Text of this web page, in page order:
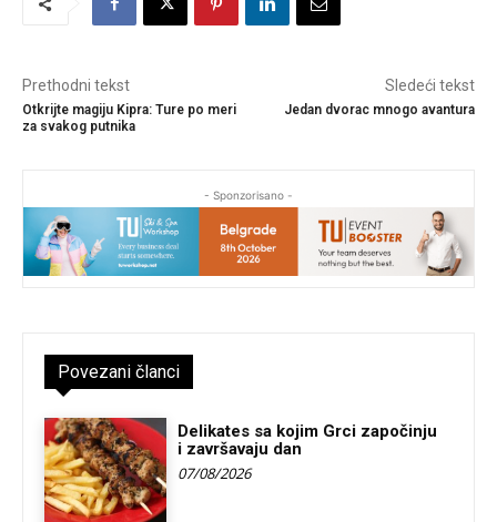
Prethodni tekst
Otkrijte magiju Kipra: Ture po meri
za svakog putnika
Sledeći tekst
Jedan dvorac mnogo avantura
- Sponzorisano -
Povezani članci
Delikates sa kojim Grci započinju
i završavaju dan
07/08/2026